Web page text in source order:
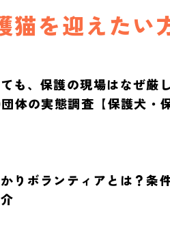
猫を迎えたい
も、保護の現場はなぜ厳
団体の実態調査【保護犬・
かりボランティアとは？条